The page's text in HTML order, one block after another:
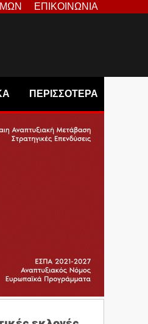
ΕΠΙΚΟΙΝΩΝΙΑ
ΠΕΡΙΣΣΟΤΕΡΑ